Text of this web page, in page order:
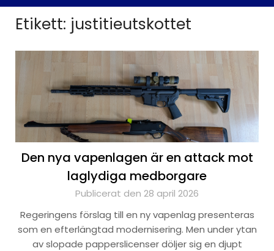
Etikett: justitieutskottet
Den nya vapenlagen är en attack mot
laglydiga medborgare
Publicerat den 28 april 2026
Regeringens förslag till en ny vapenlag presenteras
som en efterlängtad modernisering. Men under ytan
av slopade papperslicenser döljer sig en djupt